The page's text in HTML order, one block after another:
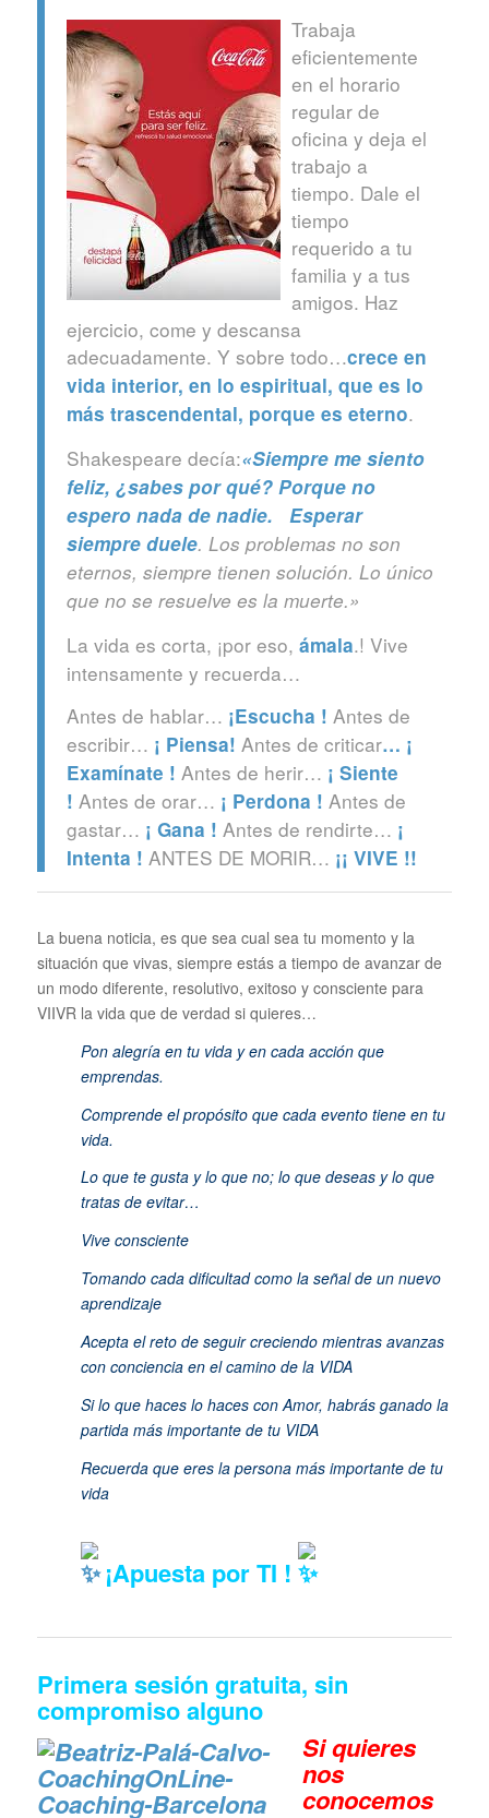
Trabaja
eficientemente
en el horario
regular de
oficina y deja el
trabajo a
tiempo. Dale el
tiempo
requerido a tu
familia y a tus
amigos. Haz
ejercicio, come y descansa
adecuadamente. Y sobre todo…crece en
vida interior, en lo espiritual, que es lo
más trascendental, porque es eterno.
Shakespeare decía:«Siempre me siento
feliz, ¿sabes por qué? Porque no
espero nada de nadie. Esperar
siempre duele. Los problemas no son
eternos, siempre tienen solución. Lo único
que no se resuelve es la muerte.»
La vida es corta, ¡por eso, ámala.! Vive
intensamente y recuerda…
Antes de hablar… ¡Escucha ! Antes de
escribir… ¡ Piensa! Antes de criticar… ¡
Examínate ! Antes de herir… ¡ Siente
! Antes de orar… ¡ Perdona ! Antes de
gastar… ¡ Gana ! Antes de rendirte… ¡
Intenta ! ANTES DE MORIR… ¡¡ VIVE !!
La buena noticia, es que sea cual sea tu momento y la
situación que vivas, siempre estás a tiempo de avanzar de
un modo diferente, resolutivo, exitoso y consciente para
VIIVR la vida que de verdad si quieres…
Pon alegría en tu vida y en cada acción que
emprendas.
Comprende el propósito que cada evento tiene en tu
vida.
Lo que te gusta y lo que no; lo que deseas y lo que
tratas de evitar…
Vive consciente
Tomando cada dificultad como la señal de un nuevo
aprendizaje
Acepta el reto de seguir creciendo mientras avanzas
con conciencia en el camino de la VIDA
Si lo que haces lo haces con Amor, habrás ganado la
partida más importante de tu VIDA
Recuerda que eres la persona más importante de tu
vida
¡Apuesta por TI !
Primera sesión gratuita, sin
compromiso alguno
Si quieres
nos
conocemos